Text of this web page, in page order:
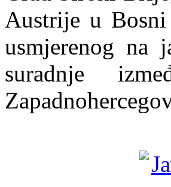
Austrije u
usmjerenog na
suradnje